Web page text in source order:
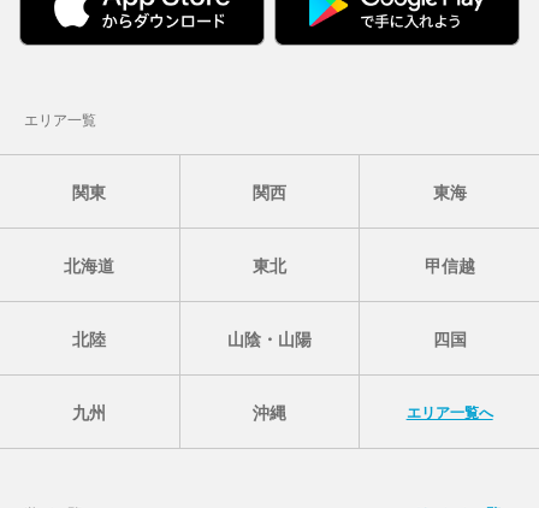
エリア一覧
関東 関西 東海
北海道 東北 甲信越
北陸 山陰・山陽 四国
九州 沖縄 エリア一覧へ